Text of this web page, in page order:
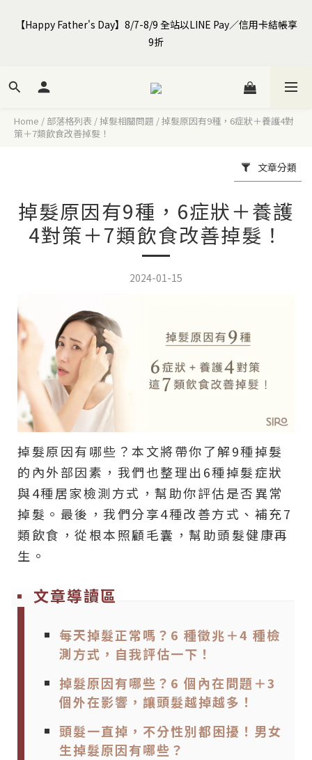
全館$799免運｜註冊SIRO會員領首購免運券+$100元購物金
【Happy Father's Day】8/7-8/9 全站以LINE Pay／信用卡結帳享
9折
Home / 部落格列表 /掉髮相關問題 /掉髮原因有9種，6症狀＋養護4對
策＋7類飲食改善掉髮！
文章分類
掉髮原因有9種，6症狀＋養護
4對策＋7類飲食改善掉髮！
2024-01-15
掉髮原因有哪些？本文將帶你了解9種掉髮
的內外部因素，我們也整理出6種掉髮症狀
與4種居家檢測方式，幫助你評估是否異常
掉髮。最後，我們分享4種改善方式、補充7
類飲食，從根本照顧毛囊，幫助頭髮健康再
生。
文章導讀區
每天掉髮正常嗎？6 種徵兆＋4 種檢
測方式，自我評估一下！
掉髮原因有哪些？6 個內在問題＋3
個外在影響，讓頭髮越掉越多！
頭髮一直掉，不分性別都困擾！男女
生掉髮原因有哪些？